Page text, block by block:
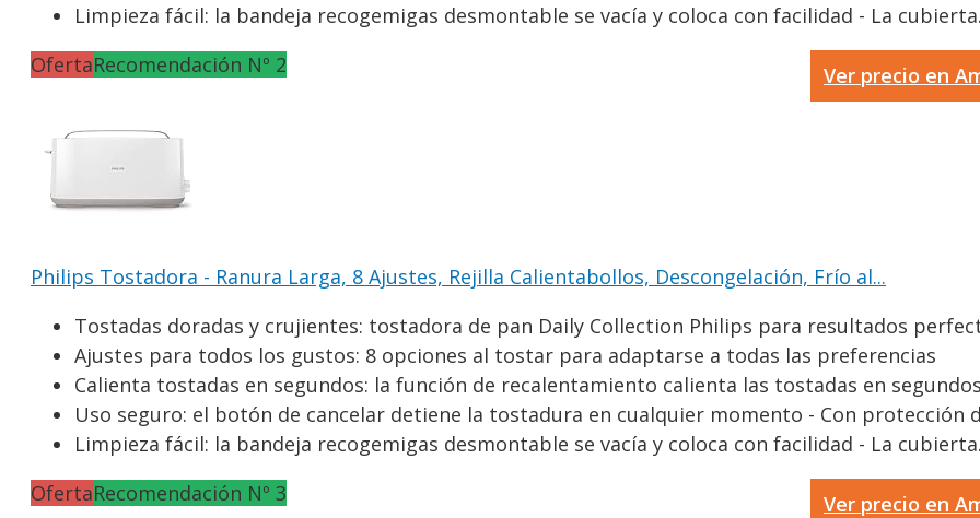
Limpieza fácil: la bandeja recogemigas desmontable se vacía y coloca con facilidad - La
Ver precio en
OfertaRecomendación Nº 2
Philips Tostadora - Ranura Larga, 8 Ajustes, Rejilla Calientabollos, Descongelación, Frío al...
Tostadas doradas y crujientes: tostadora de pan Daily Collection Philips para resultados
Ajustes para todos los gustos: 8 opciones al tostar para adaptarse a todas las preferencias
Calienta tostadas en segundos: la función de recalentamiento calienta las tostadas en segundos
Uso seguro: el botón de cancelar detiene la tostadura en cualquier momento - Con protección
Limpieza fácil: la bandeja recogemigas desmontable se vacía y coloca con facilidad - La
Ver precio en
OfertaRecomendación Nº 3